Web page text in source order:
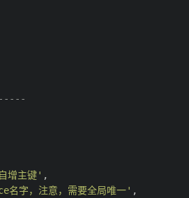
增主键' ,
名字，注意，需要全局唯一' ,